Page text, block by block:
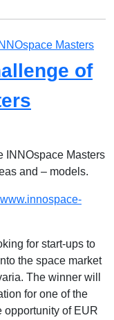
of
INNOspace Masters
and – models.
www.innospace-
for start-ups to
the space market
The winner will
for one of the
opportunity of EUR